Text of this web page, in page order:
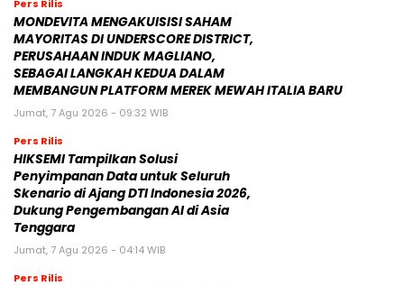
Pers Rilis
MONDEVITA MENGAKUISISI SAHAM
MAYORITAS DI UNDERSCORE DISTRICT,
PERUSAHAAN INDUK MAGLIANO,
SEBAGAI LANGKAH KEDUA DALAM
MEMBANGUN PLATFORM MEREK MEWAH ITALIA BARU
Jumat, 7 Agu 2026 - 09:32 WIB
Pers Rilis
HIKSEMI Tampilkan Solusi
Penyimpanan Data untuk Seluruh
Skenario di Ajang DTI Indonesia 2026,
Dukung Pengembangan AI di Asia
Tenggara
Jumat, 7 Agu 2026 - 04:14 WIB
Pers Rilis